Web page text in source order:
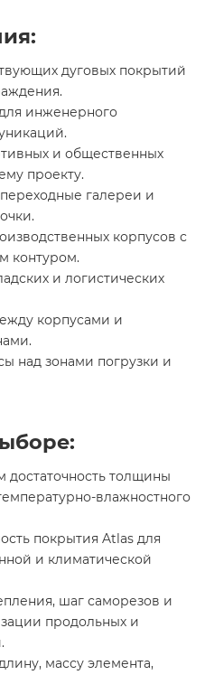
дуговых покрытий
инженерного
и общественных
проекту.
галереи и
корпусов с
контуром.
и логистических
корпусами и
над зонами погрузки и
достаточность толщины
влажностного
покрытия Atlas для
и климатической
шаг саморезов и
продольных и
массу элемента,